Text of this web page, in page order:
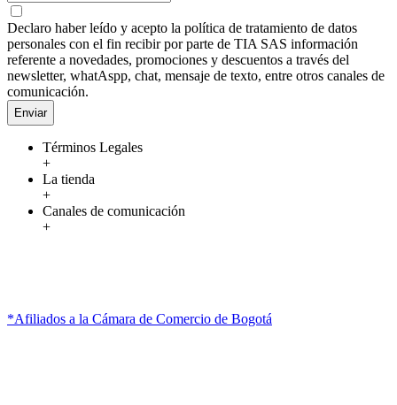
Declaro haber leído y acepto la política de tratamiento de datos
personales con el fin recibir por parte de TIA SAS información
referente a novedades, promociones y descuentos a través del
newsletter, whatAspp, chat, mensaje de texto, entre otros canales de
comunicación.
Enviar
Términos Legales
+
La tienda
+
Canales de comunicación
+
*Afiliados a la Cámara de Comercio de Bogotá